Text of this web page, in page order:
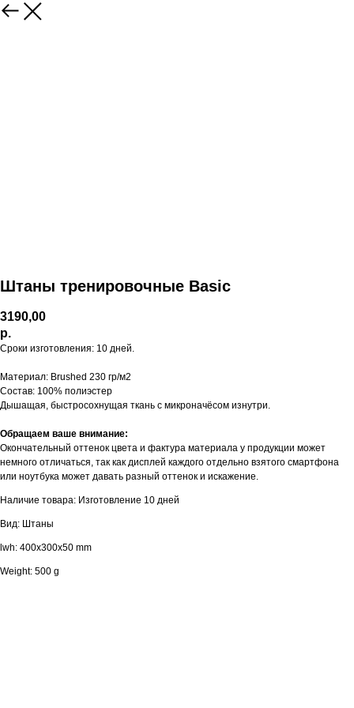
Штаны тренировочные Basic
3190,00
р.
Сроки изготовления: 10 дней.
Материал: Brushed 230 гр/м2
Состав: 100% полиэстер
Дышащая, быстросохнущая ткань с микроначёсом изнутри.
Обращаем ваше внимание:
Окончательный оттенок цвета и фактура материала у продукции может
немного отличаться, так как дисплей каждого отдельно взятого смартфона
или ноутбука может давать разный оттенок и искажение.
Наличие товара: Изготовление 10 дней
Вид: Штаны
lwh: 400x300x50 mm
Weight: 500 g